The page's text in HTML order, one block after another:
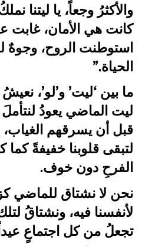
والأكثرُ وجعاً، يا ليتنا
كانت هي الأمان، غابت
استوطنت الروح، وجوهٌ
الحياة.”
ما بين ‘ليت’ و’لو’،
ليت الماضي يعودُ
قبل أن يسرقهم الغياب،
لتبقى قلوبنا خفيفةً
الفرحِ دون خوف.
نحن لا نشتاق للماضي
لأنفسنا فيه، ونشتاقُ
تجعلُ من كل اجتماعٍ